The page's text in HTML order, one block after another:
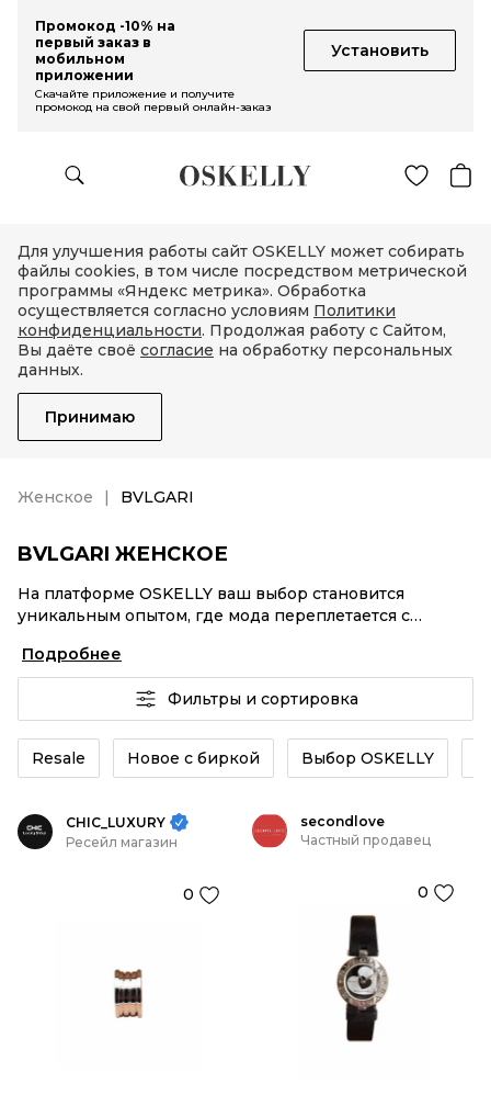
Промокод -10% на
первый заказ в
мобильном
приложении
Установить
Скачайте приложение и получите
промокод на свой первый онлайн-заказ
Для улучшения работы сайт OSKELLY может собирать
файлы cookies, в том числе посредством метрической
программы «Яндекс метрика». Обработка
осуществляется согласно условиям Политики
конфиденциальности. Продолжая работу с Сайтом,
Вы даёте своё согласие на обработку персональных
данных.
Принимаю
Женское BVLGARI
BVLGARI ЖЕНСКОЕ
На платформе OSKELLY ваш выбор становится
уникальным опытом, где мода переплетается с
аутентификация каждого заказа – BVLGARI Женское
от селлеров OSKELLY с быстрой доставкой по России.
Ваш стиль не ждет, и мы тоже! Винтажные изделия
или BVLGARI Женское из новых коллекций –
заказывайте на сайте или в приложении OSKELLY с
целой экосистемой инструментов.
Подробнее
Фильтры и сортировка
Resale Новое с биркой Выбор OSKELLY
CHIC_LUXURY
Ресейл магазин
0
secondlove
Частный продавец
0